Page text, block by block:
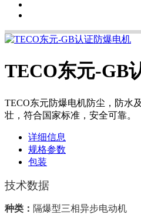
TECO东元-GB
TECO东元防爆电机防尘，防水
壮，符合国家标准，安全可靠。
详细信息
规格参数
包装
技术数据
种类： 隔爆型三相异步电动机